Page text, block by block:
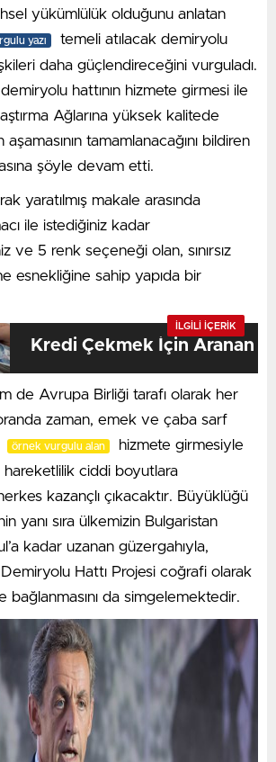
yükümlülük olduğunu anlatan
yazı
temeli atılacak demiryolu
daha güçlendireceğini vurguladı.
demiryolu hattının hizmete girmesi ile
Ağlarına yüksek kalitede
aşamasının tamamlanacağını bildiren
şöyle devam etti.
yaratılmış makale arasında
ile istediğiniz kadar
ve 5 renk seçeneği olan, sınırsız
esnekliğine sahip yapıda bir
İLGİLİ İÇERİK
Kredi Çekmek İçin Aranan
de Avrupa Birliği tarafı olarak her
zaman, emek ve çaba sarf
örnek vurgulu alan
hizmete girmesiyle
hareketlilik ciddi boyutlara
kazançlı çıkacaktır. Büyüklüğü
yanı sıra ülkemizin Bulgaristan
kadar uzanan güzergahıyla,
Demiryolu Hattı Projesi coğrafi olarak
bağlanmasını da simgelemektedir.